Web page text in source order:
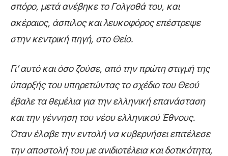
σπόρο, μετά ανέβηκε το Γολγοθά του, και
ακέραιος, άσπιλος και λευκοφόρος επέστρεψε
στην κεντρική πηγή, στο Θείο.
Γι’ αυτό και όσο ζούσε, από την πρώτη στιγμή της
ύπαρξής του υπηρετώντας το σχέδιο του Θεού
έβαλε τα θεμέλια για την ελληνική επανάσταση
και την γέννηση του νέου ελληνικού Έθνους.
Όταν έλαβε την εντολή να κυβερνήσει επιτέλεσε
την αποστολή του με ανιδιοτέλεια και δοτικότητα,